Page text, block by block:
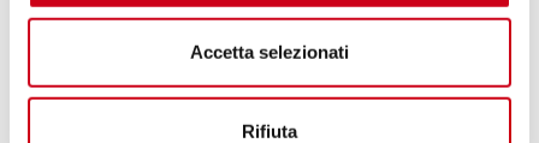
Accetta selezionati
Rifiuta